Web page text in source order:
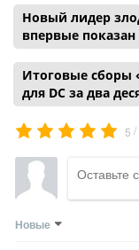
Новый лидер
впервые
Итоговые сборы
для DC за два
5 /
Новые